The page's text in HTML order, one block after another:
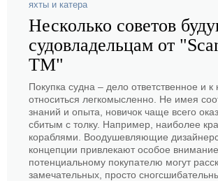
яхты и катера
Несколько советов
судовладельцам от
TM"
Покупка судна – дело ответственное и к
относиться легкомысленно. Не имея
знаний и опыта, новичок чаще всего
сбитым с толку. Например, наиболее
кораблями. Воодушевляющие
концепции привлекают особое
потенциальному покупателю могут
замечательных, просто